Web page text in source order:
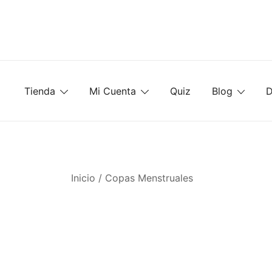
Tienda Mi Cuenta Quiz Blog
Inicio / Copas Menstruales